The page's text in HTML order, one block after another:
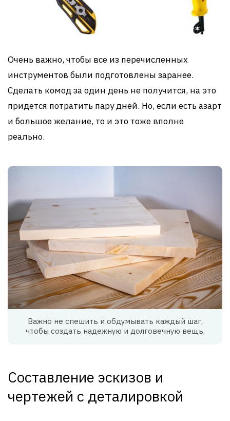
Очень важно, чтобы все из перечисленных
инструментов были подготовлены заранее.
Сделать комод за один день не получится, на это
придется потратить пару дней. Но, если есть азарт
и большое желание, то и это тоже вполне
реально.
Важно не спешить и обдумывать каждый шаг,
чтобы создать надежную и долговечную вещь.
Составление эскизов и
чертежей с деталировкой